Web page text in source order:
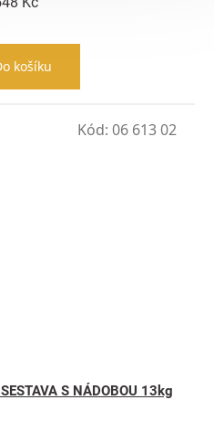
košíku
S NÁDOBOU 13kg
Kód: 06 613 02